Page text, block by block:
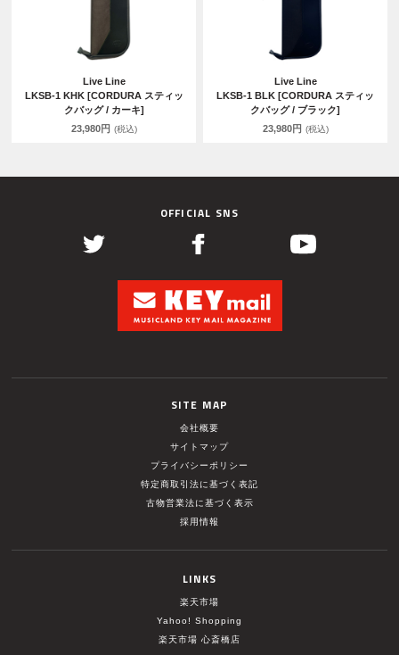
Live Line
LKSB-1 KHK [CORDURA スティッ
クバッグ / カーキ]
23,980円 (税込)
Live Line
LKSB-1 BLK [CORDURA スティッ
クバッグ / ブラック]
23,980円 (税込)
OFFICIAL SNS
SITE MAP
会社概要
サイトマップ
プライバシーポリシー
特定商取引法に基づく表記
古物営業法に基づく表示
採用情報
LINKS
楽天市場
Yahoo! Shopping
楽天市場 心斎橋店